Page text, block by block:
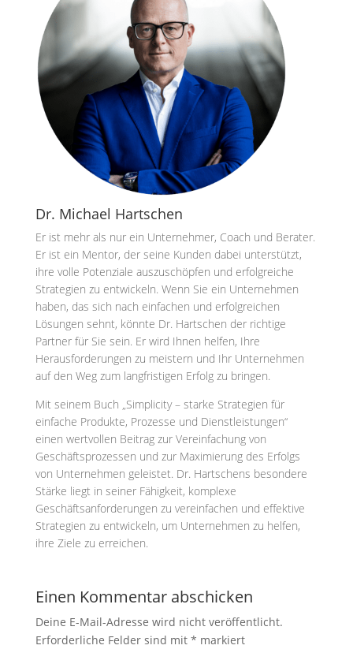
Dr. Michael Hartschen
Er ist mehr als nur ein Unternehmer, Coach und Berater.
Er ist ein Mentor, der seine Kunden dabei unterstützt,
ihre volle Potenziale auszuschöpfen und erfolgreiche
Strategien zu entwickeln. Wenn Sie ein Unternehmen
haben, das sich nach einfachen und erfolgreichen
Lösungen sehnt, könnte Dr. Hartschen der richtige
Partner für Sie sein. Er wird Ihnen helfen, Ihre
Herausforderungen zu meistern und Ihr Unternehmen
auf den Weg zum langfristigen Erfolg zu bringen.
Mit seinem Buch „Simplicity – starke Strategien für
einfache Produkte, Prozesse und Dienstleistungen“
einen wertvollen Beitrag zur Vereinfachung von
Geschäftsprozessen und zur Maximierung des Erfolgs
von Unternehmen geleistet. Dr. Hartschens besondere
Stärke liegt in seiner Fähigkeit, komplexe
Geschäftsanforderungen zu vereinfachen und effektive
Strategien zu entwickeln, um Unternehmen zu helfen,
ihre Ziele zu erreichen.
Einen Kommentar abschicken
Deine E-Mail-Adresse wird nicht veröffentlicht.
Erforderliche Felder sind mit * markiert